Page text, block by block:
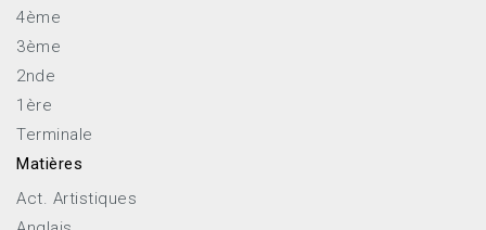
4ème
3ème
2nde
1ère
Terminale
Matières
Act. Artistiques